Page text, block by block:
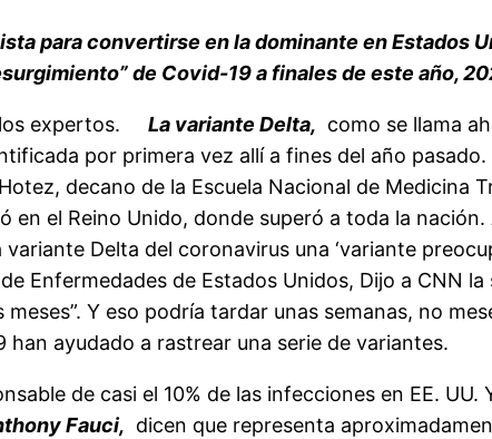
para convertirse en la dominante en Estados
de Covid-19 a finales de este año,
expertos. La variante Delta, como se llama
por primera vez allí a fines del año pasado.
decano de la Escuela Nacional de Medicina
en el Reino Unido, donde superó a toda la nación.
Delta del coronavirus una ‘variante
Enfermedades de Estados Unidos, Dijo a CNN la
Y eso podría tardar unas semanas, no
ayudado a rastrear una serie de variantes.
de casi el 10% de las infecciones en EE. UU.
Fauci, dicen que representa